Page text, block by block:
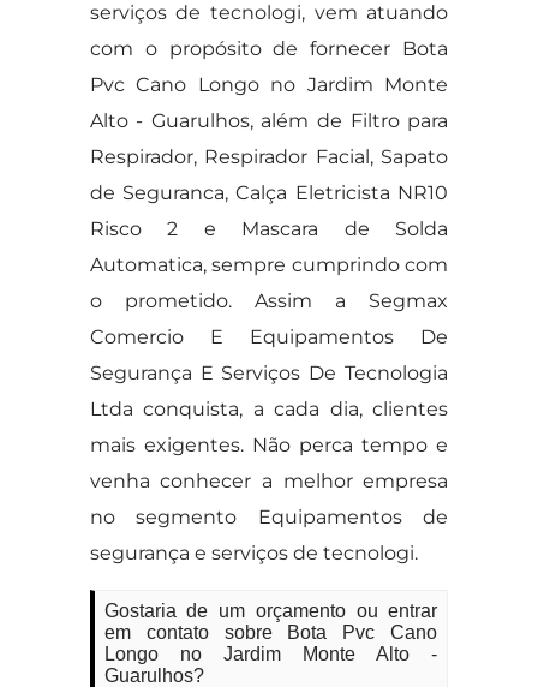
serviços de tecnologi, vem atuando
com o propósito de fornecer Bota
Pvc Cano Longo no Jardim Monte
Alto - Guarulhos, além de Filtro para
Respirador, Respirador Facial, Sapato
de Seguranca, Calça Eletricista NR10
Risco 2 e Mascara de Solda
Automatica, sempre cumprindo com
o prometido. Assim a Segmax
Comercio E Equipamentos De
Segurança E Serviços De Tecnologia
Ltda conquista, a cada dia, clientes
mais exigentes. Não perca tempo e
venha conhecer a melhor empresa
no segmento Equipamentos de
segurança e serviços de tecnologi.
Gostaria de um orçamento ou entrar
em contato sobre Bota Pvc Cano
Longo no Jardim Monte Alto -
Guarulhos?